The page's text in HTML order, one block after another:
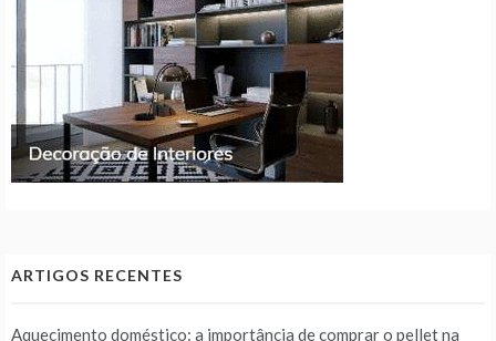
ARTIGOS RECENTES
Aquecimento doméstico: a importância de comprar o pellet na